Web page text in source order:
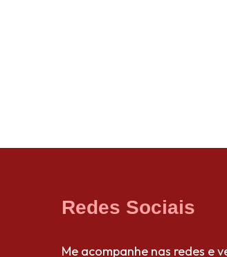
Redes Sociais
Me acompanhe nas redes e